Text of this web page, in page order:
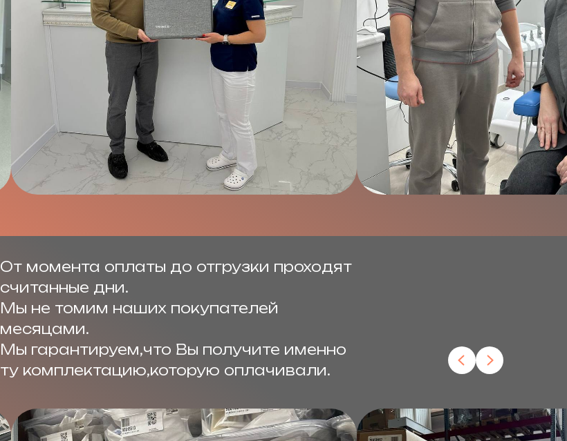
От момента оплаты до отгрузки проходят
считанные дни.
Мы не томим наших покупателей
месяцами.
Мы гарантируем,что Вы получите именно
ту комплектацию,которую оплачивали.